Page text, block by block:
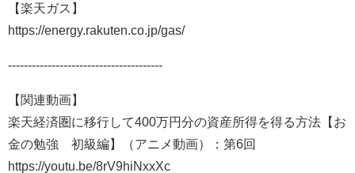
【楽天ガス】
https://energy.rakuten.co.jp/gas/
---------------------------------------
【関連動画】
楽天経済圏に移行して400万円分の資産所得を得る方法【お
金の勉強 初級編】（アニメ動画）：第6回
https://youtu.be/8rV9hiNxxXc